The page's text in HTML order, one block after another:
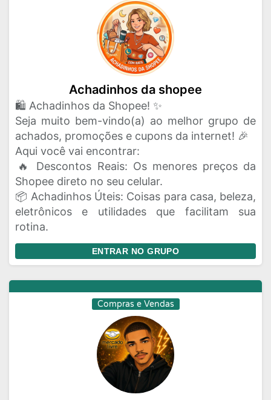
Achadinhos da shopee
​🛍️ Achadinhos da Shopee! ✨
​Seja muito bem-vindo(a) ao melhor grupo de
achados, promoções e cupons da internet! 🎉
​Aqui você vai encontrar:
​🔥 Descontos Reais: Os menores preços da
Shopee direto no seu celular.
​📦 Achadinhos Úteis: Coisas para casa, beleza,
eletrônicos e utilidades que facilitam sua
rotina.
ENTRAR NO GRUPO
Compras e Vendas